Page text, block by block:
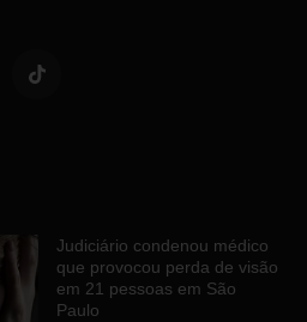
Judiciário condenou médico
que provocou perda de visão
em 21 pessoas em São
Paulo